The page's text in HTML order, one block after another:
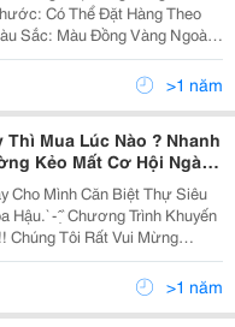
Các Kích Thước Khác Nhau
Tùy Theo Nhu Cầu Của Khách Hàng Quy Trình Sản...>1 năm
Mua Lúc Nào ? Nhanh
Kẻo Mất Cơ Hội Ngàn
Cho Mình Căn Biệt Thự Siêu
Khuyến
Khách Hàng Về Chương
>1 năm